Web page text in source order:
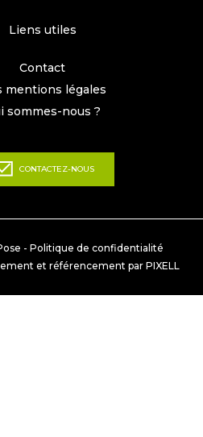
Liens utiles
Contact
mentions légales
sommes-nous ?
CONTACTEZ-NOUS
- Politique de confidentialité
et référencement par PIXELL